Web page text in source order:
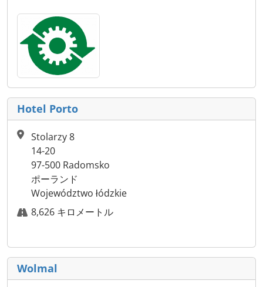
Hotel Porto
Stolarzy 8
14-20
97-500 Radomsko
ポーランド
Województwo łódzkie
8,626 キロメートル
Wolmal